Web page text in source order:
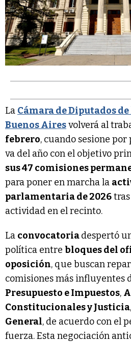
La Cámara de Diputados
Buenos Airesvolverá al
febrero, cuando sesione
va del año con el objetivo
sus 47 comisiones
para poner en marcha la
parlamentaria de 2026
actividad en el recinto.
La convocatoriadespertó
política entre bloques del
oposición, que buscan
comisiones más influyentes
Presupuesto e Impuestos,
Constitucionales y Justicia
General, de acuerdo con el
fuerza. Esta negociación